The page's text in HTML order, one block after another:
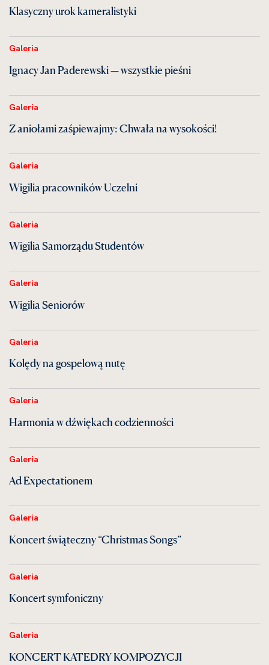
Klasyczny urok kameralistyki
Galeria
Ignacy Jan Paderewski — wszystkie pieśni
Galeria
Z aniołami zaśpiewajmy: Chwała na wysokości!
Galeria
Wigilia pracowników Uczelni
Galeria
Wigilia Samorządu Studentów
Galeria
Wigilia Seniorów
Galeria
Kolędy na gospelową nutę
Galeria
Harmonia w dźwiękach codzienności
Galeria
Ad Expectationem
Galeria
Koncert świąteczny “Christmas Songs”
Galeria
Koncert symfoniczny
Galeria
KONCERT KATEDRY KOMPOZYCJI